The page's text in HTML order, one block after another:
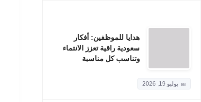
هدايا للموظفين: أفكار
سعودية راقية تعزز الانتماء
وتناسب كل مناسبة
يوليو 19, 2026